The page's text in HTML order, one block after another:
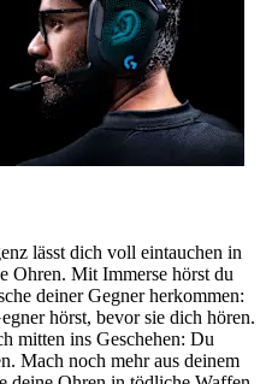
lässt dich voll eintauchen in
Ohren. Mit Immerse hörst du
deiner Gegner herkommen:
hörst, bevor sie dich hören.
mitten ins Geschehen: Du
Mach noch mehr aus deinem